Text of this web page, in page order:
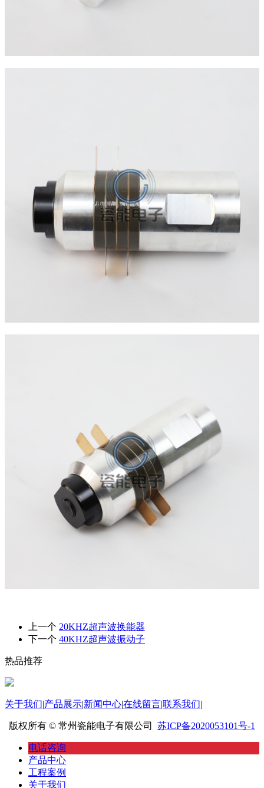
上一个 20KHZ超声波换能器
下一个 40KHZ超声波振动子
热品推荐
关于我们|产品展示|新闻中心|在线留言|联系我们|
版权所有 © 常州瓷能电子有限公司 苏ICP备2020053101号-1
电话咨询
产品中心
工程案例
关于我们